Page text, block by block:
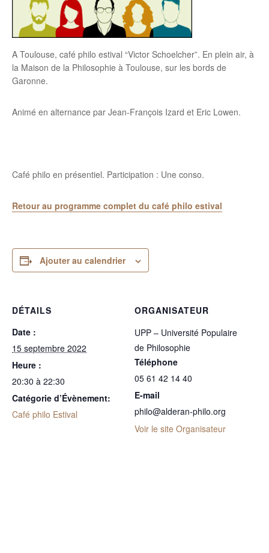
A Toulouse, café philo estival “Victor Schoelcher”. En plein air, à
la Maison de la Philosophie à Toulouse, sur les bords de
Garonne.
Animé en alternance par Jean-François Izard et Eric Lowen.
Café philo en présentiel. Participation : Une conso.
Retour au programme complet du café philo estival
Ajouter au calendrier
DÉTAILS
Date :
15 septembre 2022
Heure :
20:30 à 22:30
Catégorie d’Évènement:
Café philo Estival
ORGANISATEUR
UPP – Université Populaire
de Philosophie
Téléphone
05 61 42 14 40
E-mail
philo@alderan-philo.org
Voir le site Organisateur